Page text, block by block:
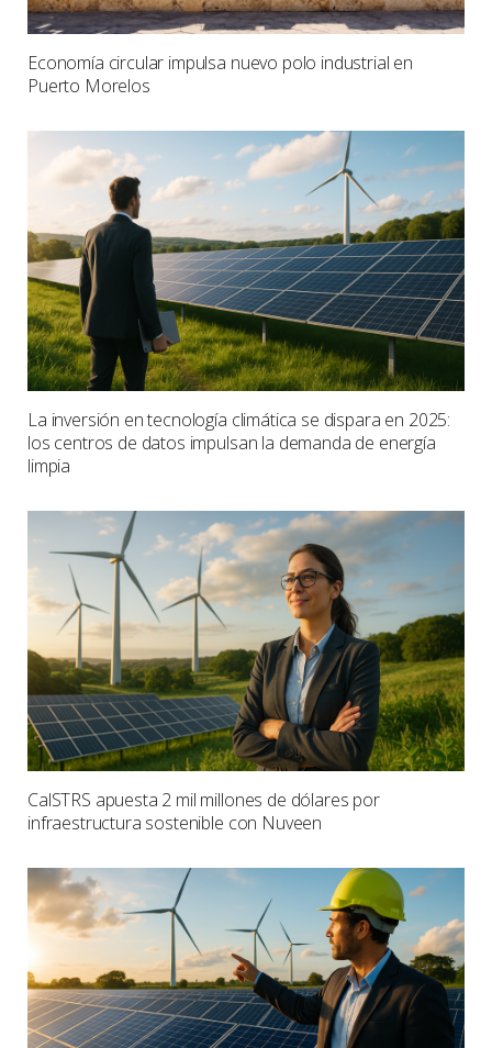
Economía circular impulsa nuevo polo industrial en
Puerto Morelos
La inversión en tecnología climática se dispara en 2025:
los centros de datos impulsan la demanda de energía
limpia
CalSTRS apuesta 2 mil millones de dólares por
infraestructura sostenible con Nuveen